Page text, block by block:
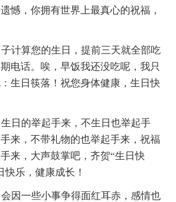
憾，你拥有世界上最真心的祝福，
计算您的生日，提前三天就全部吃
电话。唉，早饭我还没吃呢，我只
生日筷落！祝您身体健康，生日快
日的举起手来，不生日也举起手
来，不带礼物的也举起手来，祝福
来，大声鼓掌吧，齐贺“生日快
快乐，健康成长！
因一些小事争得面红耳赤，感情也